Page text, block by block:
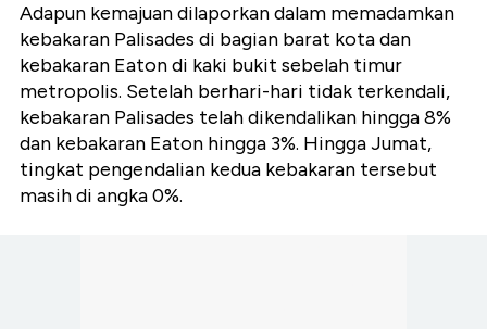
Adapun kemajuan dilaporkan dalam memadamkan
kebakaran Palisades di bagian barat kota dan
kebakaran Eaton di kaki bukit sebelah timur
metropolis. Setelah berhari-hari tidak terkendali,
kebakaran Palisades telah dikendalikan hingga 8%
dan kebakaran Eaton hingga 3%. Hingga Jumat,
tingkat pengendalian kedua kebakaran tersebut
masih di angka 0%.